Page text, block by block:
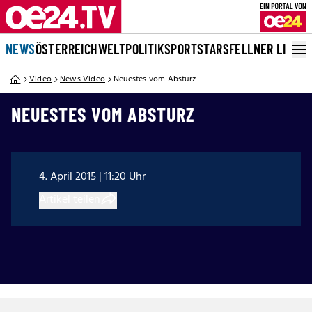
NEWSÖSTERREICHWELTPOLITIKSPORTSTARSFELLNER LIVE
Video News Video Neuestes vom Absturz
NEUESTES VOM ABSTURZ
4. April 2015 | 11:20 Uhr